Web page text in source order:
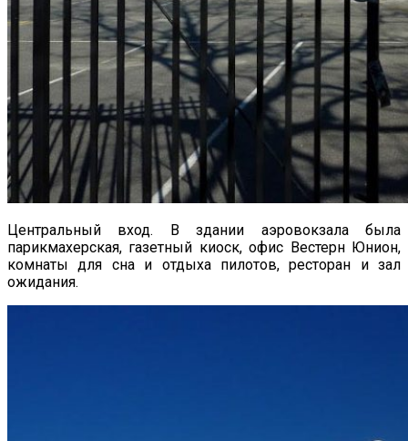
Центральный вход. В здании аэровокзала была
парикмахерская, газетный киоск, офис Вестерн Юнион,
комнаты для сна и отдыха пилотов, ресторан и зал
ожидания.